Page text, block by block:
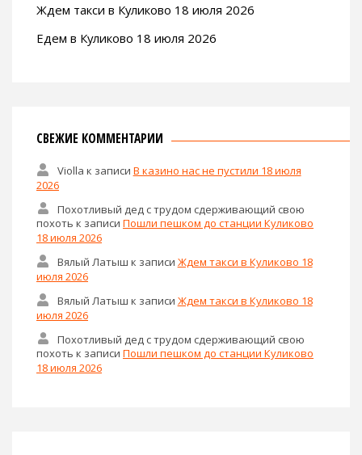
Ждем такси в Куликово 18 июля 2026
Едем в Куликово 18 июля 2026
СВЕЖИЕ КОММЕНТАРИИ
Violla к записи В казино нас не пустили 18 июля
2026
Похотливый дед с трудом сдерживающий свою
похоть к записи Пошли пешком до станции Куликово
18 июля 2026
Вялый Латыш к записи Ждем такси в Куликово 18
июля 2026
Вялый Латыш к записи Ждем такси в Куликово 18
июля 2026
Похотливый дед с трудом сдерживающий свою
похоть к записи Пошли пешком до станции Куликово
18 июля 2026